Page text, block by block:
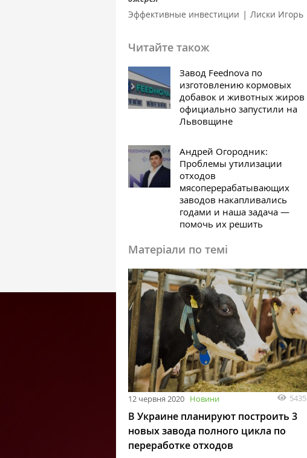
Эффективные инвестиции | Лиски Игорь
Читайте також
Завод Feednova по
изготовлению кормовых
добавок и животных жиров
официально запустили на
Львовщине
Андрей Огородник:
Проблемы утилизации
отходов
мясоперерабатывающих
заводов накапливались
годами и наша задача —
помочь их решить
Матеріали по темі
12 червня 2020 Новини 5435
В Украине планируют построить 3
новых завода полного цикла по
переработке отходов